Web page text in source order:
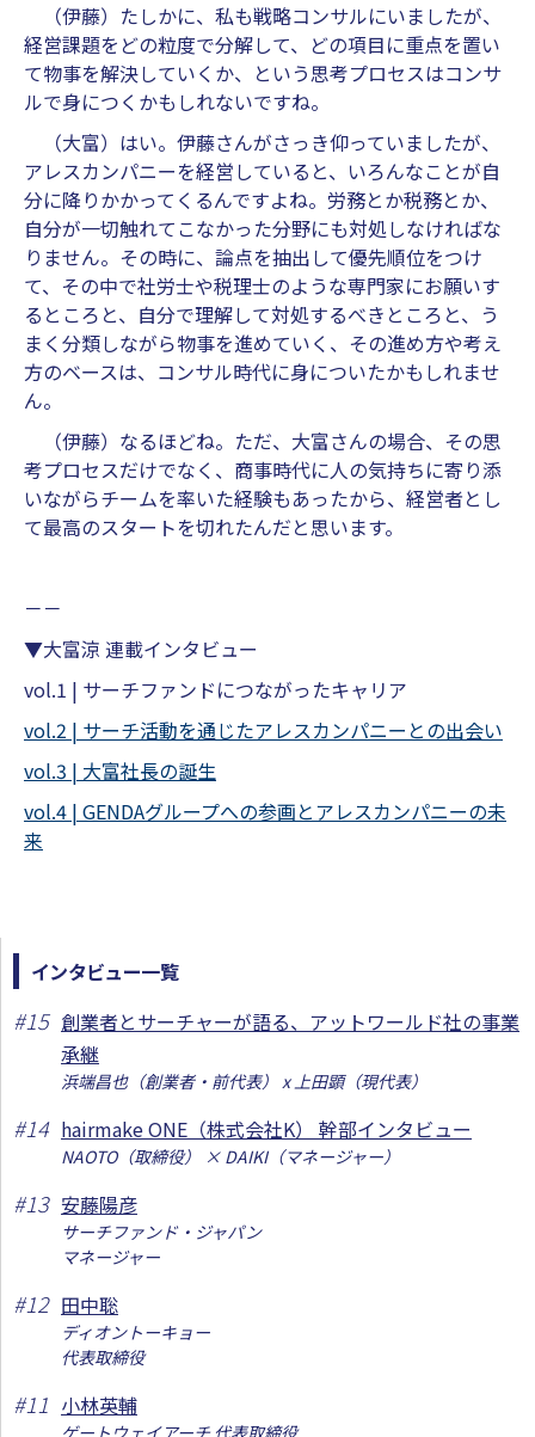
（伊藤）たしかに、私も戦略コンサルにいましたが、
経営課題をどの粒度で分解して、どの項目に重点を置い
て物事を解決していくか、という思考プロセスはコンサ
ルで身につくかもしれないですね。
（大富）はい。伊藤さんがさっき仰っていましたが、
アレスカンパニーを経営していると、いろんなことが自
分に降りかかってくるんですよね。労務とか税務とか、
自分が一切触れてこなかった分野にも対処しなければな
りません。その時に、論点を抽出して優先順位をつけ
て、その中で社労士や税理士のような専門家にお願いす
るところと、自分で理解して対処するべきところと、う
まく分類しながら物事を進めていく、その進め方や考え
方のベースは、コンサル時代に身についたかもしれませ
ん。
（伊藤）なるほどね。ただ、大富さんの場合、その思
考プロセスだけでなく、商事時代に人の気持ちに寄り添
いながらチームを率いた経験もあったから、経営者とし
て最高のスタートを切れたんだと思います。
－－
▼大富涼 連載インタビュー
vol.1 | サーチファンドにつながったキャリア
vol.2 | サーチ活動を通じたアレスカンパニーとの出会い
vol.3 | 大富社長の誕生
vol.4 | GENDAグループへの参画とアレスカンパニーの未
来
インタビュー一覧
#15 創業者とサーチャーが語る、アットワールド社の事業
承継
浜端昌也（創業者・前代表） x 上田顕（現代表）
#14 hairmake ONE（株式会社K） 幹部インタビュー
NAOTO（取締役） × DAIKI（マネージャー）
#13 安藤陽彦
サーチファンド・ジャパン
マネージャー
#12 田中聡
ディオントーキョー
代表取締役
#11 小林英輔
ゲートウェイアーチ 代表取締役